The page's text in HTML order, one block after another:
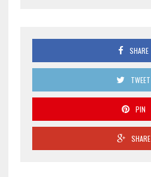
SHARE
TWEET
PIN
SHARE